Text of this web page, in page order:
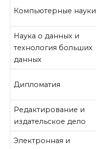
Компьютерные науки
Наука о данных и
технология больших
данных
Дипломатия
Редактирование и
издательское дело
Электронная и